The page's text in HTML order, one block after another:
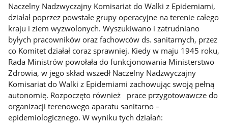
Naczelny Nadzwyczajny Komisariat do Walki z Epidemiami,
działał poprzez powstałe grupy operacyjne na terenie całego
kraju i ziem wyzwolonych. Wyszukiwano i zatrudniano
byłych pracowników oraz fachowców ds. sanitarnych, przez
co Komitet działał coraz sprawniej. Kiedy w maju 1945 roku,
Rada Ministrów powołała do funkcjonowania Ministerstwo
Zdrowia, w jego skład wszedł Naczelny Nadzwyczajny
Komisariat do Walki z Epidemiami zachowując swoją pełną
autonomię. Rozpoczęto również prace przygotowawcze do
organizacji terenowego aparatu sanitarno –
epidemiologicznego. W wyniku tych działań: